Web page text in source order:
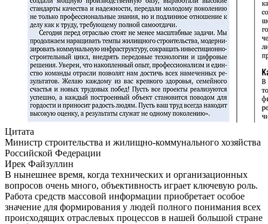
Цитата
Министр строительства и жилищно-коммунального хозяйства
Российской Федерации
Ирек Файзуллин
В нынешнее время, когда технических и организационных
вопросов очень много, объективность играет ключевую роль.
Работа средств массовой информации приобретает особое
значение для формирования у людей полного понимания всех
происходящих отраслевых процессов в нашей большой стране